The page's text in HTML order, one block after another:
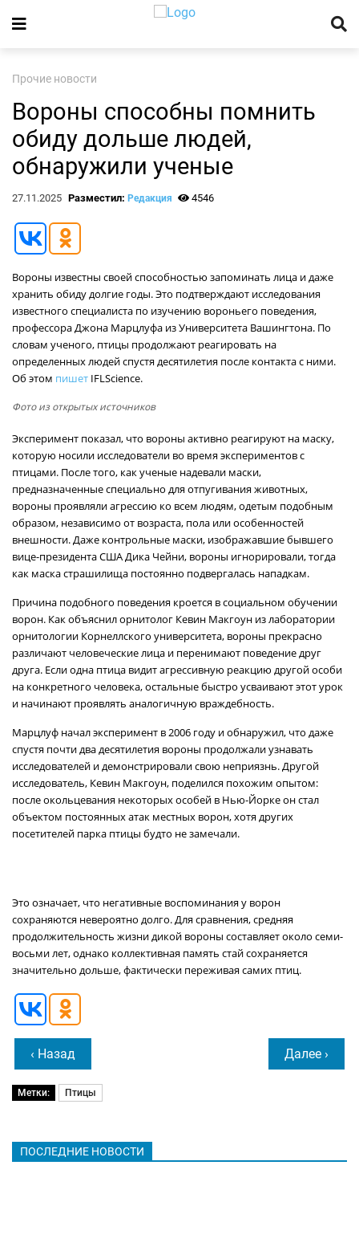
Прочие новости
Вороны способны помнить
обиду дольше людей,
обнаружили ученые
27.11.2025 Разместил: Редакция 4546
Вороны известны своей способностью запоминать лица и даже
хранить обиду долгие годы. Это подтверждают исследования
известного специалиста по изучению вороньего поведения,
профессора Джона Марцлуфа из Университета Вашингтона. По
словам ученого, птицы продолжают реагировать на
определенных людей спустя десятилетия после контакта с ними.
Об этом пишет IFLScience.
Фото из открытых источников
Эксперимент показал, что вороны активно реагируют на маску,
которую носили исследователи во время экспериментов с
птицами. После того, как ученые надевали маски,
предназначенные специально для отпугивания животных,
вороны проявляли агрессию ко всем людям, одетым подобным
образом, независимо от возраста, пола или особенностей
внешности. Даже контрольные маски, изображавшие бывшего
вице-президента США Дика Чейни, вороны игнорировали, тогда
как маска страшилища постоянно подвергалась нападкам.
Причина подобного поведения кроется в социальном обучении
ворон. Как объяснил орнитолог Кевин Макгоун из лаборатории
орнитологии Корнеллского университета, вороны прекрасно
различают человеческие лица и перенимают поведение друг
друга. Если одна птица видит агрессивную реакцию другой особи
на конкретного человека, остальные быстро усваивают этот урок
и начинают проявлять аналогичную враждебность.
Марцлуф начал эксперимент в 2006 году и обнаружил, что даже
спустя почти два десятилетия вороны продолжали узнавать
исследователей и демонстрировали свою неприязнь. Другой
исследователь, Кевин Макгоун, поделился похожим опытом:
после окольцевания некоторых особей в Нью-Йорке он стал
объектом постоянных атак местных ворон, хотя других
посетителей парка птицы будто не замечали.
Это означает, что негативные воспоминания у ворон
сохраняются невероятно долго. Для сравнения, средняя
продолжительность жизни дикой вороны составляет около семи-
восьми лет, однако коллективная память стай сохраняется
значительно дольше, фактически переживая самих птиц.
‹ Назад Далее ›
Метки: Птицы
ПОСЛЕДНИЕ НОВОСТИ